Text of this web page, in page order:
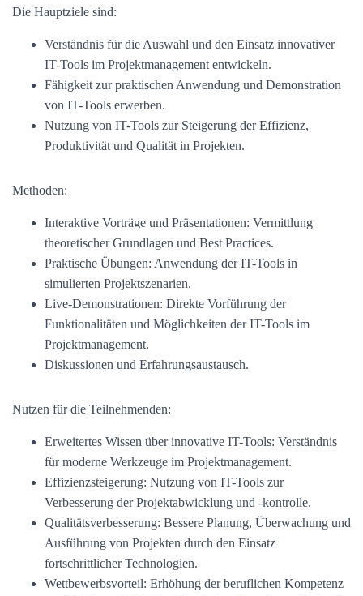
Die Hauptziele sind:
Verständnis für die Auswahl und den Einsatz innovativer
IT-Tools im Projektmanagement entwickeln.
Fähigkeit zur praktischen Anwendung und Demonstration
von IT-Tools erwerben.
Nutzung von IT-Tools zur Steigerung der Effizienz,
Produktivität und Qualität in Projekten.
Methoden:
Interaktive Vorträge und Präsentationen: Vermittlung
theoretischer Grundlagen und Best Practices.
Praktische Übungen: Anwendung der IT-Tools in
simulierten Projektszenarien.
Live-Demonstrationen: Direkte Vorführung der
Funktionalitäten und Möglichkeiten der IT-Tools im
Projektmanagement.
Diskussionen und Erfahrungsaustausch.
Nutzen für die Teilnehmenden:
Erweitertes Wissen über innovative IT-Tools: Verständnis
für moderne Werkzeuge im Projektmanagement.
Effizienzsteigerung: Nutzung von IT-Tools zur
Verbesserung der Projektabwicklung und -kontrolle.
Qualitätsverbesserung: Bessere Planung, Überwachung und
Ausführung von Projekten durch den Einsatz
fortschrittlicher Technologien.
Wettbewerbsvorteil: Erhöhung der beruflichen Kompetenz